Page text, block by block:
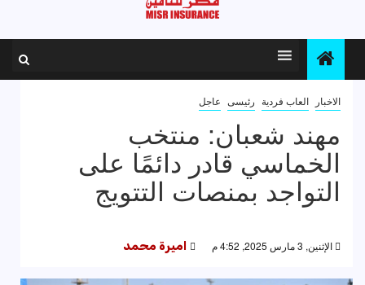
الاخبار العاب فردية رئيسى عاجل
مهند شعبان: منتخب
الخماسي قادر دائمًا على
التواجد بمنصات التتويج
الإثنين, 3 مارس 2025, 4:52 م اميرة محمد